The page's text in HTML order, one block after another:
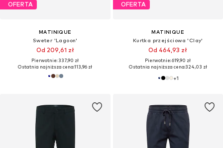
OFERTA
MATINIQUE
Sweter 'Lagoon'
Od 209,61 zł
Pierwotnie: 337,90 zł
Ostatnia najniższa cena:113,96 zł
OFERTA
MATINIQUE
Kurtka przejściowa 'Clay'
Od 464,93 zł
Pierwotnie: 619,90 zł
Ostatnia najniższa cena:324,03 zł
+1